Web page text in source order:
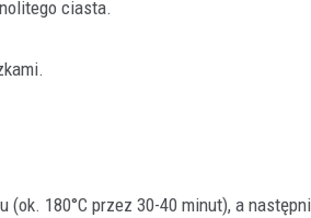
ciasta.
180°C przez 30-40 minut), a